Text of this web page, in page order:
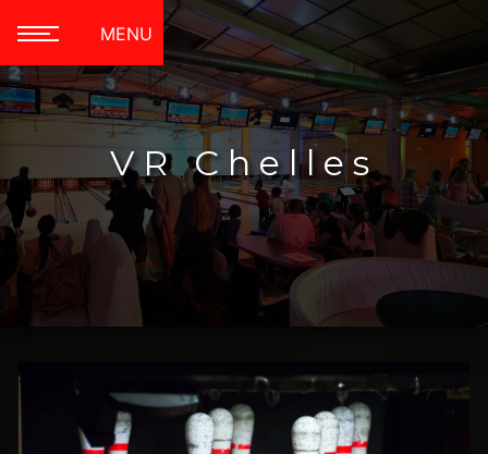
MENU
VR Chelles
Panneau de gestion des cookies